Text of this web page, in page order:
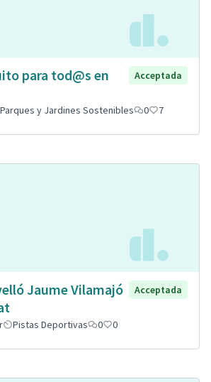
para tod@s en
Acceptada
Parques y Jardines Sostenibles 0 7
Jaume Vilamajó
Acceptada
Pistas Deportivas 0 0